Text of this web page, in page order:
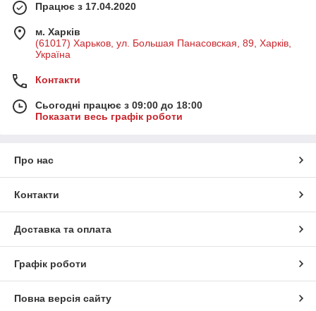
Працює з 17.04.2020
м. Харків
(61017) Харьков, ул. Большая Панасовская, 89, Харків,
Україна
Контакти
Сьогодні працює з 09:00 до 18:00
Показати весь графік роботи
Про нас
Контакти
Доставка та оплата
Графік роботи
Повна версія сайту